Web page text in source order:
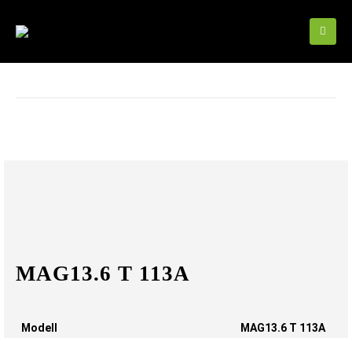
MAG13.6 T 113A
Modell MAG13.6 T 113A